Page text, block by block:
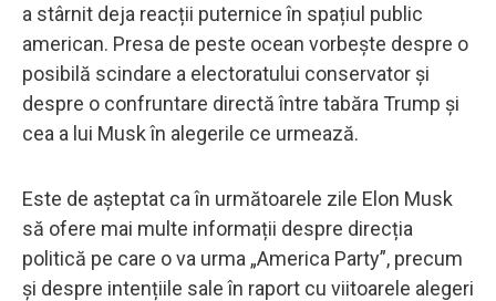
a stârnit deja reacții puternice în spațiul public
american. Presa de peste ocean vorbește despre o
posibilă scindare a electoratului conservator și
despre o confruntare directă între tabăra Trump și
cea a lui Musk în alegerile ce urmează.
Este de așteptat ca în următoarele zile Elon Musk
să ofere mai multe informații despre direcția
politică pe care o va urma „America Party”, precum
și despre intențiile sale în raport cu viitoarele alegeri